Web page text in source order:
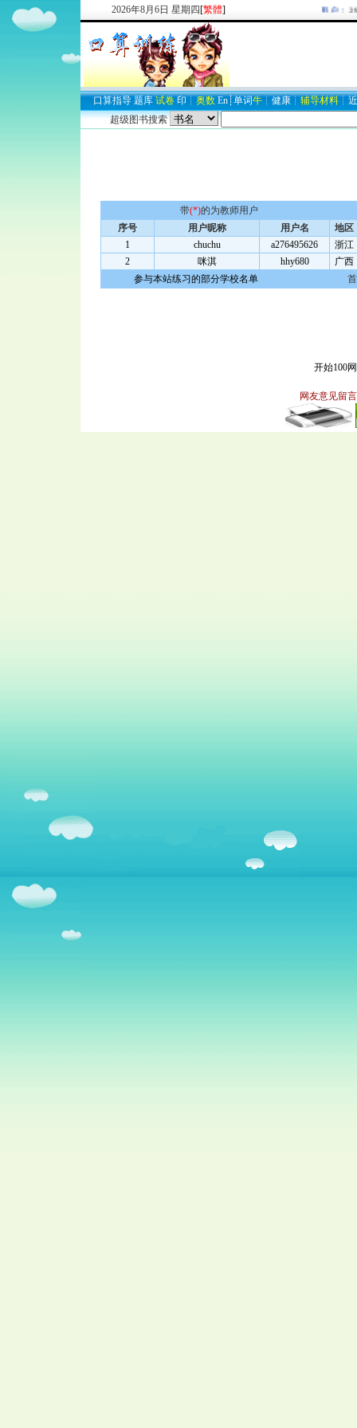
2026年8月 6日 星期四 [繁體] 欢迎新注册用户：
口算指导 题库 试卷 印 ┊ 奥数 En ┊ 单词牛 ┊ 健康 ┊ 辅导材料 ┊
超级图书搜索
带(*)的为教师用户
序号
用户昵称 用户名
地区
1
chuchu a276495626
浙江
2
咪淇 hhy680
广西
参与本站练习的部分学校名单
开始100
网友意见留